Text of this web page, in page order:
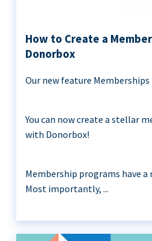
How to Create a
Donorbox
Our new feature Memberships
You can now create a stellar
with Donorbox!
Membership programs have
Most importantly, ...